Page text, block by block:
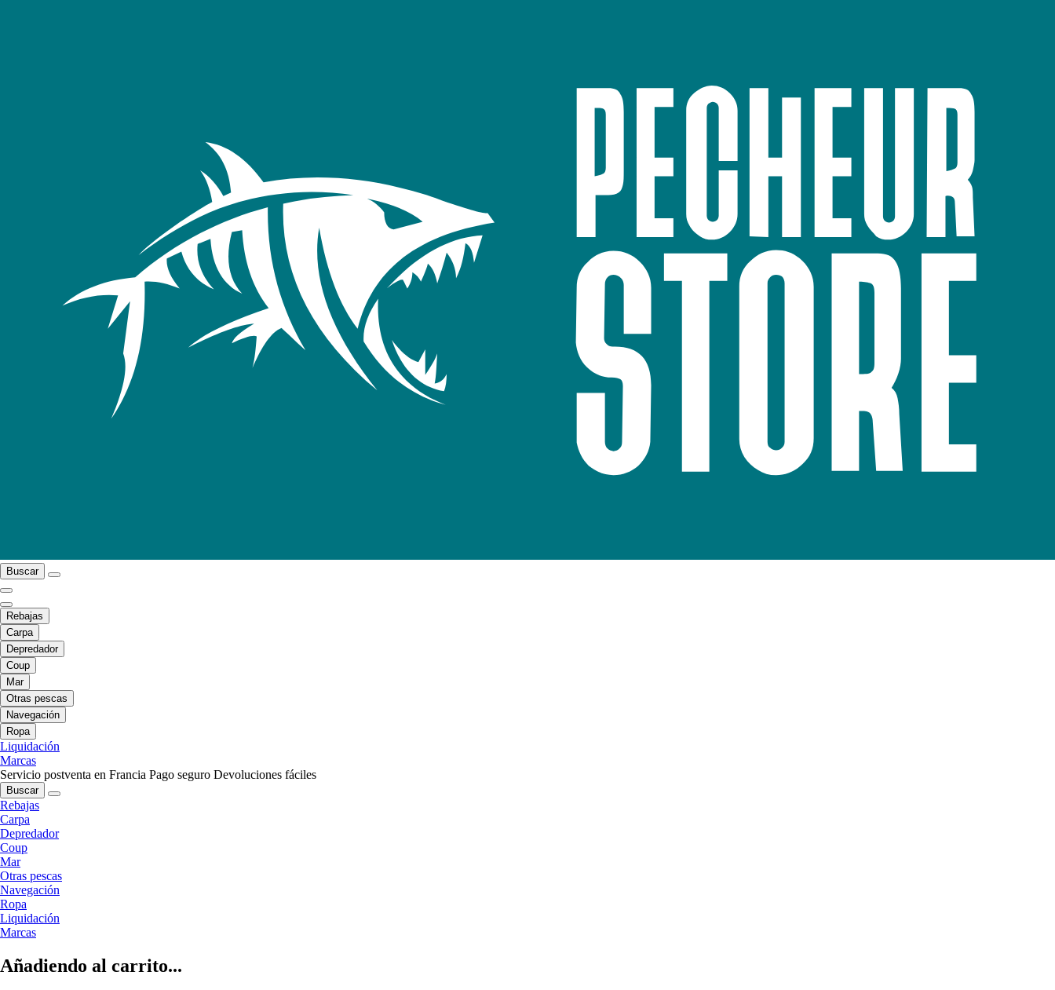
Buscar
Rebajas
Carpa
Depredador
Coup
Mar
Otras pescas
Navegación
Ropa
Liquidación
Marcas
Servicio postventa en Francia Pago seguro Devoluciones fáciles
Buscar
Rebajas
Carpa
Depredador
Coup
Mar
Otras pescas
Navegación
Ropa
Liquidación
Marcas
Añadiendo al carrito...